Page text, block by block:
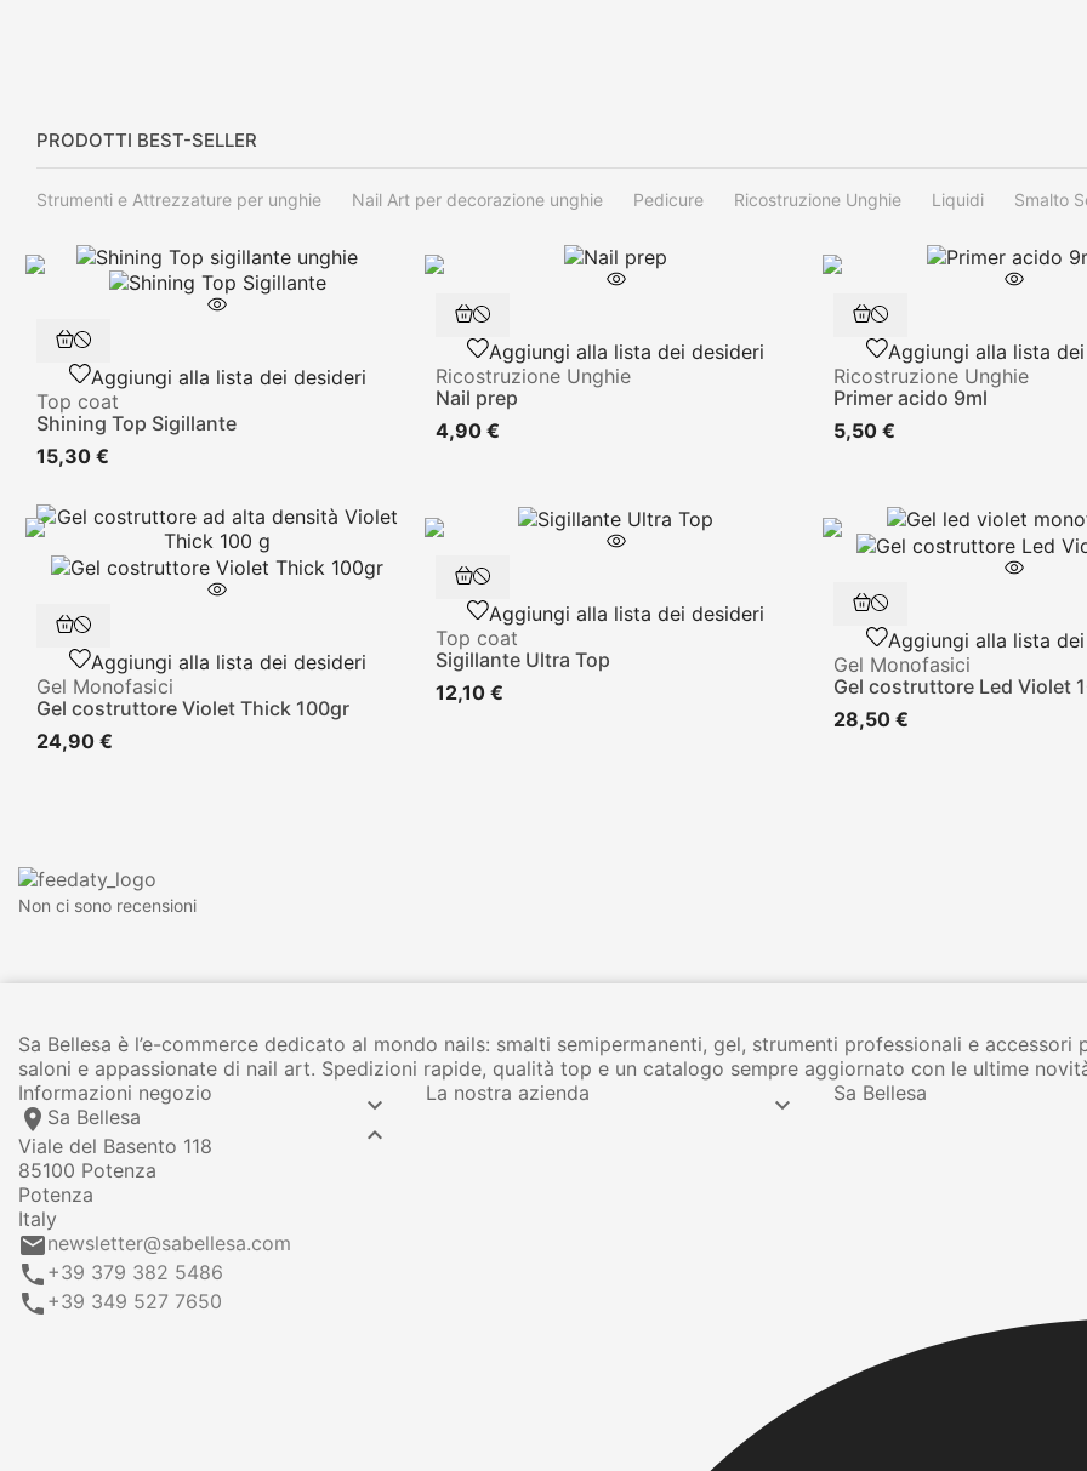
PRODOTTI BEST-SELLER
Strumenti e Attrezzature per unghie Nail Art per decorazione unghie Pedicure Ricostruzione Unghie Liquidi Smalto
Aggiungi alla lista dei desideri
Top coat
Shining Top Sigillante
15,30 €
Aggiungi alla lista dei desideri
Ricostruzione Unghie
Nail prep
4,90 €
Aggiungi alla lista
Ricostruzione Unghie
Primer acido 9ml
5,50 €
Aggiungi alla lista dei desideri
Gel Monofasici
Gel costruttore Violet Thick 100gr
24,90 €
Aggiungi alla lista dei desideri
Top coat
Sigillante Ultra Top
12,10 €
Aggiungi alla lista
Gel Monofasici
Gel costruttore Led Violet
28,50 €
Non ci sono recensioni
Sa Bellesa è l’e-commerce dedicato al mondo nails: smalti semipermanenti, gel, strumenti professionali e
saloni e appassionate di nail art. Spedizioni rapide, qualità top e un catalogo sempre aggiornato con le ultime
Informazioni negozio


location_on Sa Bellesa
Viale del Basento 118
85100 Potenza
Potenza
Italy
emailnewsletter@sabellesa.com
call +39 379 382 5486
call +39 349 527 7650
La nostra azienda  Sa Bellesa